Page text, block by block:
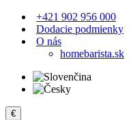
+421 902 956 000
Dodacie podmienky
O nás
homebarista.sk
€